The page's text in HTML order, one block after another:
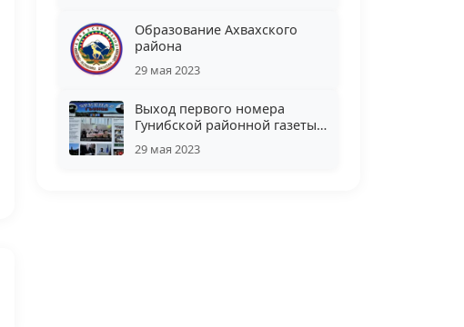
Образование Ахвахского
района
29 мая 2023
Выход первого номера
Гунибской районной газеты
«Новый свет»
29 мая 2023